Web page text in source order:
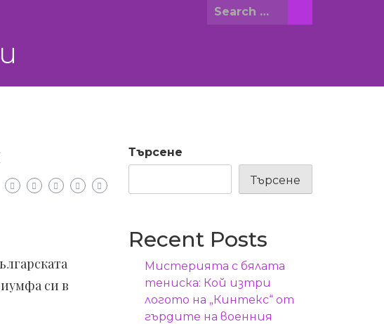
Search
си в
Търсене
Търсене
Recent Posts
Мистерията с бялата
тениска: Кой изтри
логото на „Кинтекс“ от
гърдите на военния